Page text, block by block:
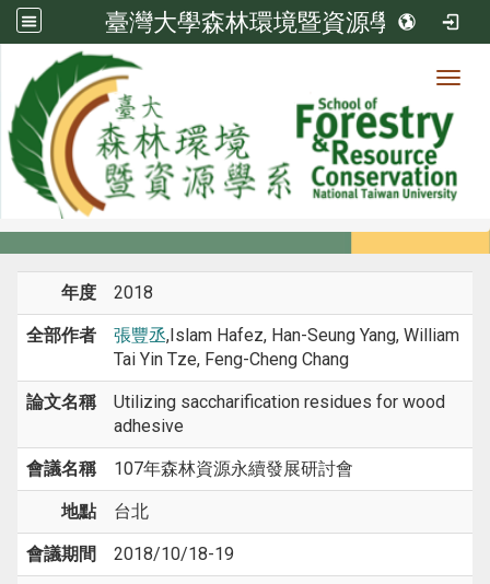
臺灣大學森林環境暨資源學系
系所成員
系所成員
年度 2018
全部作者 張豐丞,Islam Hafez, Han-Seung Yang, William
Tai Yin Tze, Feng-Cheng Chang
論文名稱
Utilizing saccharification residues for wood
adhesive
會議名稱 107年森林資源永續發展研討會
地點 台北
會議期間 2018/10/18-19